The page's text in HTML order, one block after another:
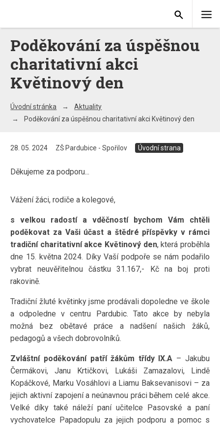
Poděkování za úspěšnou
charitativní akci
Květinový den
Úvodní stránka
Aktuality
Poděkování za úspěšnou charitativní akci Květinový den
28. 05. 2024 ZŠ Pardubice - Spořilov Úvodní strana
Děkujeme za podporu...
Vážení žáci, rodiče a kolegové,
s velkou radostí a vděčností bychom Vám chtěli
poděkovat za Vaši účast a štědré příspěvky v rámci
tradiční charitativní akce Květinový den, která proběhla
dne 15. května 2024. Díky Vaší podpoře se nám podařilo
vybrat neuvěřitelnou částku 31.167,- Kč na boj proti
rakovině.
Tradiční žluté květinky jsme prodávali dopoledne ve škole
a odpoledne v centru Pardubic. Tato akce by nebyla
možná bez obětavé práce a nadšení našich žáků,
pedagogů a všech dobrovolníků.
Zvláštní poděkování patří žákům třídy IX.A – Jakubu
Čermákovi, Janu Krtičkovi, Lukáši Zamazalovi, Lindě
Kopáčkové, Marku Vosáhlovi a Liamu Baksevanisovi – za
jejich aktivní zapojení a neúnavnou práci během celé akce.
Velké díky také náleží paní učitelce Pasovské a paní
vychovatelce Papadopulu za jejich podporu a pomoc s